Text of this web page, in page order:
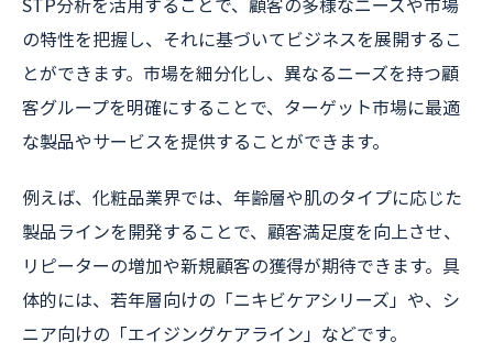
の特性を把握し、それに基づいてビジネスを展開するこ
とができます。市場を細分化し、異なるニーズを持つ顧
客グループを明確にすることで、ターゲット市場に最適
な製品やサービスを提供することができます。
例えば、化粧品業界では、年齢層や肌のタイプに応じた
製品ラインを開発することで、顧客満足度を向上させ、
リピーターの増加や新規顧客の獲得が期待できます。具
体的には、若年層向けの「ニキビケアシリーズ」や、シ
ニア向けの「エイジングケアライン」などです。